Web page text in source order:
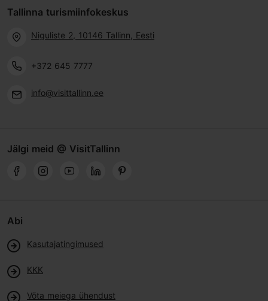
Tallinna turismiinfokeskus
Niguliste 2, 10146 Tallinn, Eesti
+372 645 7777
info@visittallinn.ee
Jälgi meid @ VisitTallinn
Abi
Kasutajatingimused
KKK
Võta meiega ühendust